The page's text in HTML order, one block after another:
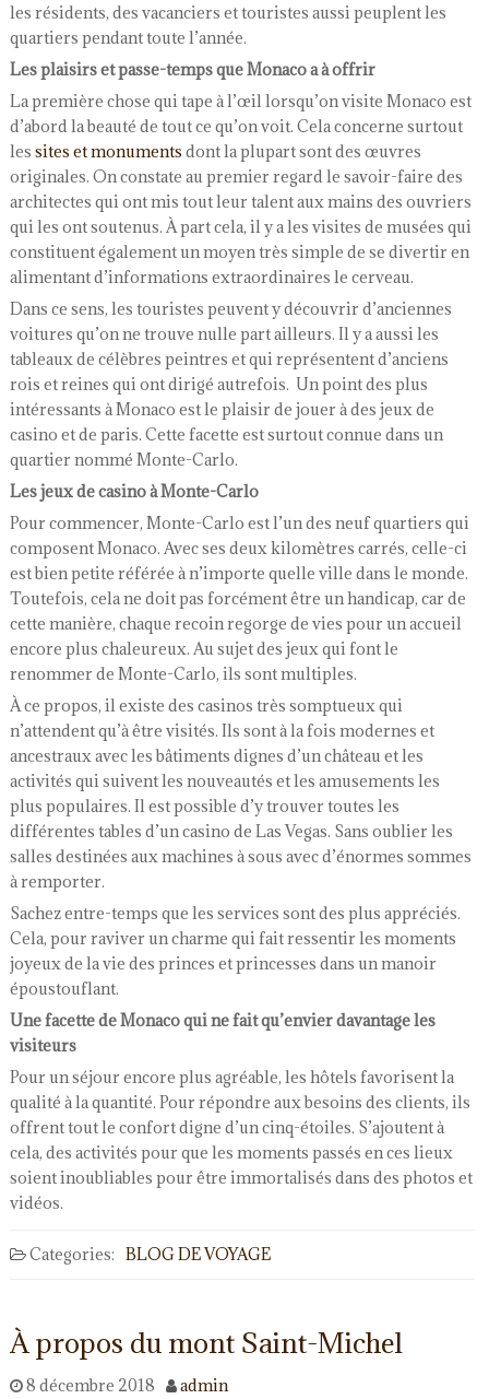
les résidents, des vacanciers et touristes aussi peuplent les
quartiers pendant toute l’année.
Les plaisirs et passe-temps que Monaco a à offrir
La première chose qui tape à l’œil lorsqu’on visite Monaco est
d’abord la beauté de tout ce qu’on voit. Cela concerne surtout
les sites et monuments dont la plupart sont des œuvres
originales. On constate au premier regard le savoir-faire des
architectes qui ont mis tout leur talent aux mains des ouvriers
qui les ont soutenus. À part cela, il y a les visites de musées qui
constituent également un moyen très simple de se divertir en
alimentant d’informations extraordinaires le cerveau.
Dans ce sens, les touristes peuvent y découvrir d’anciennes
voitures qu’on ne trouve nulle part ailleurs. Il y a aussi les
tableaux de célèbres peintres et qui représentent d’anciens
rois et reines qui ont dirigé autrefois. Un point des plus
intéressants à Monaco est le plaisir de jouer à des jeux de
casino et de paris. Cette facette est surtout connue dans un
quartier nommé Monte-Carlo.
Les jeux de casino à Monte-Carlo
Pour commencer, Monte-Carlo est l’un des neuf quartiers qui
composent Monaco. Avec ses deux kilomètres carrés, celle-ci
est bien petite référée à n’importe quelle ville dans le monde.
Toutefois, cela ne doit pas forcément être un handicap, car de
cette manière, chaque recoin regorge de vies pour un accueil
encore plus chaleureux. Au sujet des jeux qui font le
renommer de Monte-Carlo, ils sont multiples.
À ce propos, il existe des casinos très somptueux qui
n’attendent qu’à être visités. Ils sont à la fois modernes et
ancestraux avec les bâtiments dignes d’un château et les
activités qui suivent les nouveautés et les amusements les
plus populaires. Il est possible d’y trouver toutes les
différentes tables d’un casino de Las Vegas. Sans oublier les
salles destinées aux machines à sous avec d’énormes sommes
à remporter.
Sachez entre-temps que les services sont des plus appréciés.
Cela, pour raviver un charme qui fait ressentir les moments
joyeux de la vie des princes et princesses dans un manoir
époustouflant.
Une facette de Monaco qui ne fait qu’envier davantage les
visiteurs
Pour un séjour encore plus agréable, les hôtels favorisent la
qualité à la quantité. Pour répondre aux besoins des clients, ils
offrent tout le confort digne d’un cinq-étoiles. S’ajoutent à
cela, des activités pour que les moments passés en ces lieux
soient inoubliables pour être immortalisés dans des photos et
vidéos.
Categories: BLOG DE VOYAGE
À propos du mont Saint-Michel
8 décembre 2018 admin